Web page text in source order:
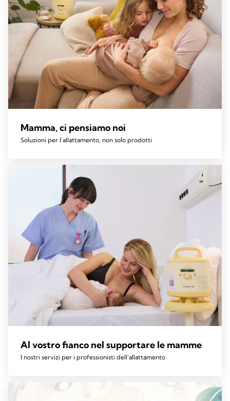
Mamma, ci pensiamo noi
Soluzioni per l'allattamento, non solo prodotti
Al vostro fianco nel supportare le mamme
I nostri servizi per i professionisti dell'allattamento